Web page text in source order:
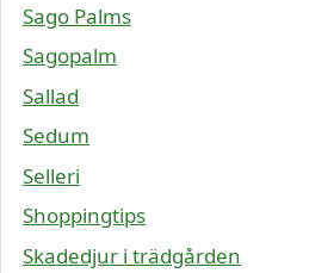
Sago Palms
Sagopalm
Sallad
Sedum
Selleri
Shoppingtips
Skadedjur i trädgården